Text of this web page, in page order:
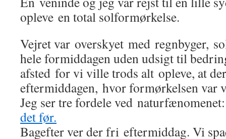
opleve en total solformørkelse.
Vejret var overskyet med regnbyger,
hele formiddagen uden udsigt til
afsted for vi ville trods alt opleve, at
eftermiddagen, hvor formørkelsen var
Jeg ser tre fordele ved
det før.
Bagefter ver der fri eftermiddag. Vi